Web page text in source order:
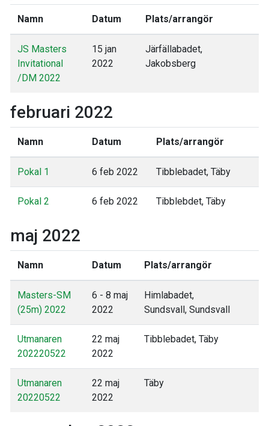
Namn Datum Plats/arrangör
JS Masters
Invitational
/DM 2022
15 jan
2022
Järfällabadet,
Jakobsberg
februari 2022
Namn Datum Plats/arrangör
Pokal 1 6 feb 2022 Tibblebadet, Täby
Pokal 2 6 feb 2022 Tibblebdet, Täby
maj 2022
Namn Datum Plats/arrangör
Masters-SM
(25m) 2022
6 - 8 maj
2022
Himlabadet,
Sundsvall, Sundsvall
Utmanaren
202220522
22 maj
2022
Tibblebadet, Täby
Utmanaren
20220522
22 maj
2022
Täby